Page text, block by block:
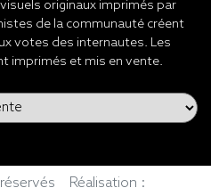
originaux imprimés par
de la communauté créent
votes des internautes. Les
imprimés et mis en vente.
Réalisation :